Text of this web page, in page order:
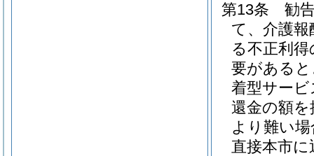
第13条
勧
て、介護
る不正利
要がある
着型サー
還金の額
より難い
直接本市